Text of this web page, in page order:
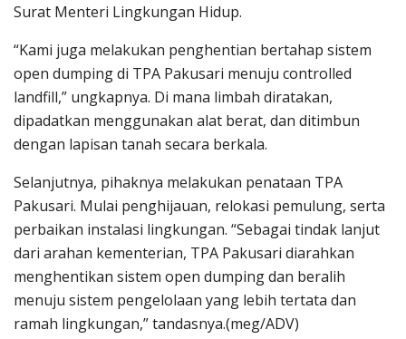
Surat Menteri Lingkungan Hidup.
“Kami juga melakukan penghentian bertahap sistem
open dumping di TPA Pakusari menuju controlled
landfill,” ungkapnya. Di mana limbah diratakan,
dipadatkan menggunakan alat berat, dan ditimbun
dengan lapisan tanah secara berkala.
Selanjutnya, pihaknya melakukan penataan TPA
Pakusari. Mulai penghijauan, relokasi pemulung, serta
perbaikan instalasi lingkungan. “Sebagai tindak lanjut
dari arahan kementerian, TPA Pakusari diarahkan
menghentikan sistem open dumping dan beralih
menuju sistem pengelolaan yang lebih tertata dan
ramah lingkungan,” tandasnya.(meg/ADV)